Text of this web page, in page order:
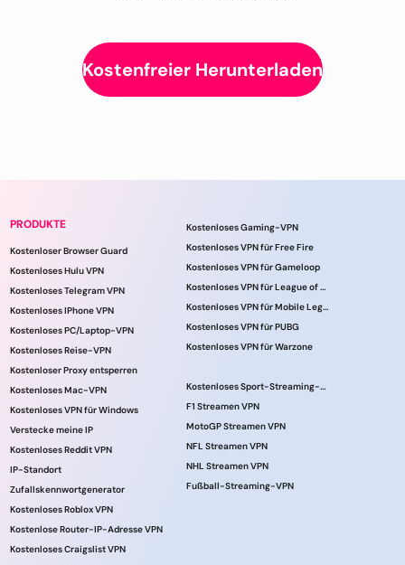
Kostenfreier Herunterladen
PRODUKTE
Kostenloser Browser Guard
Kostenloses Hulu VPN
Kostenloses Telegram VPN
Kostenloses IPhone VPN
Kostenloses PC/Laptop-VPN
Kostenloses Reise-VPN
Kostenloser Proxy entsperren
Kostenloses Mac-VPN
Kostenloses VPN für Windows
Verstecke meine IP
Kostenloses Reddit VPN
IP-Standort
Zufallskennwortgenerator
Kostenloses Roblox VPN
Kostenlose Router-IP-Adresse VPN
Kostenloses Craigslist VPN
Kostenloses Gaming-VPN
Kostenloses VPN für Free Fire
Kostenloses VPN für Gameloop
Kostenloses VPN für League of Legends
Kostenloses VPN für Mobile Legends
Kostenloses VPN für PUBG
Kostenloses VPN für Warzone
Kostenloses Sport-Streaming-VPN
F1 Streamen VPN
MotoGP Streamen VPN
NFL Streamen VPN
NHL Streamen VPN
Fußball-Streaming-VPN